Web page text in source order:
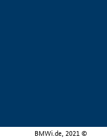
BMWi.de, 2021 ©